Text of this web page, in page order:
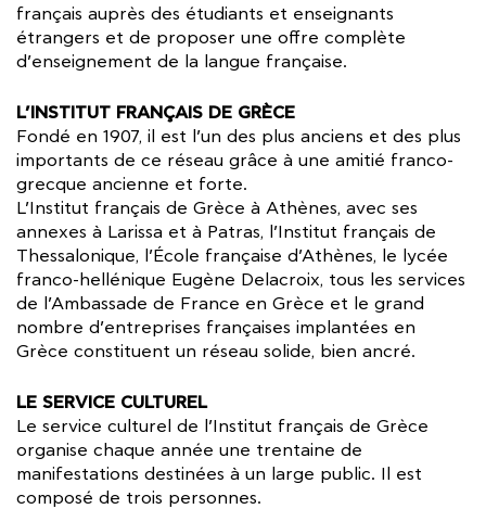
français auprès des étudiants et enseignants
étrangers et de proposer une offre complète
d’enseignement de la langue française.
L’INSTITUT FRANÇAIS DE GRÈCE
Fondé en 1907, il est l’un des plus anciens et des plus
importants de ce réseau grâce à une amitié franco-
grecque ancienne et forte.
L’Institut français de Grèce à Athènes, avec ses
annexes à Larissa et à Patras, l’Institut français de
Thessalonique, l’École française d’Athènes, le lycée
franco-hellénique Eugène Delacroix, tous les services
de l’Ambassade de France en Grèce et le grand
nombre d’entreprises françaises implantées en
Grèce constituent un réseau solide, bien ancré.
LE SERVICE CULTUREL
Le service culturel de l’Institut français de Grèce
organise chaque année une trentaine de
manifestations destinées à un large public. Il est
composé de trois personnes.